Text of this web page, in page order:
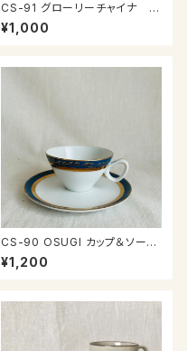
CS-91 グローリーチャイナ カ
ップ＆ソーサー
¥1,000
CS-90 OSUGI カップ＆ソーサ
ー
¥1,200